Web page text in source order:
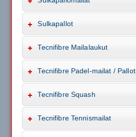
Sulkapallot
Tecnifibre Mailalaukut
Tecnifibre Padel-mailat / Pallot
Tecnifibre Squash
Tecnifibre Tennismailat